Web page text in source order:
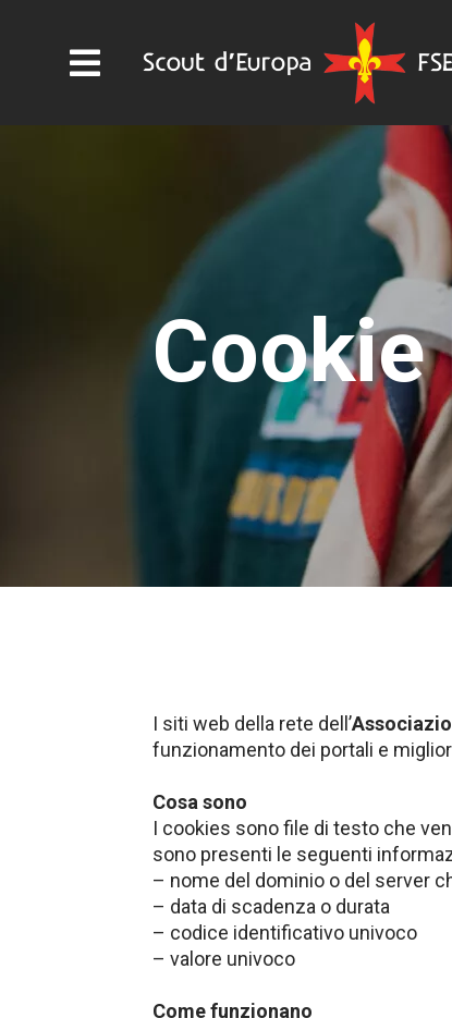
I siti web della rete dell’
funzionamento dei portali e
Cosa sono
I cookies sono file di testo che
sono presenti le seguenti
– nome del dominio o del server
– data di scadenza o durata
– codice identificativo univoco
– valore univoco
Come funzionano